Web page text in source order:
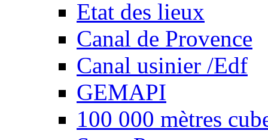
Etat des lieux
Canal de Provence
Canal usinier /Edf
GEMAPI
100 000 mètres